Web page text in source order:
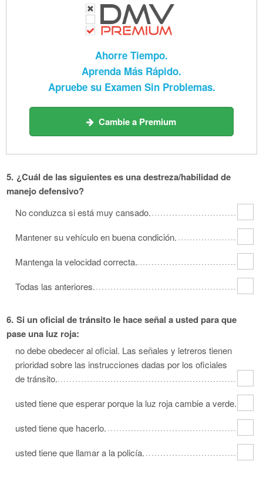
Ahorre Tiempo.
Aprenda Más Rápido.
Apruebe su Examen Sin Problemas.
Cambie a Premium
5. ¿Cuál de las siguientes es una destreza/habilidad de
manejo defensivo?
No conduzca si está muy cansado.
Mantener su vehículo en buena condición.
Mantenga la velocidad correcta.
Todas las anteriores.
6. Si un oficial de tránsito le hace señal a usted para que
pase una luz roja:
no debe obedecer al oficial. Las señales y letreros tienen
prioridad sobre las instrucciones dadas por los oficiales
de tránsito.
usted tiene que esperar porque la luz roja cambie a verde.
usted tiene que hacerlo.
usted tiene que llamar a la policía.